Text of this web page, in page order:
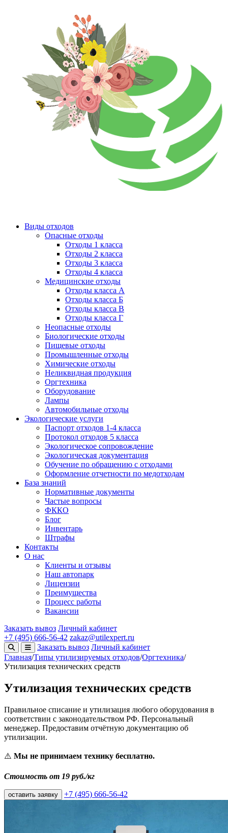
Виды отходов
Опасные отходы
Отходы 1 класса
Отходы 2 класса
Отходы 3 класса
Отходы 4 класса
Медицинские отходы
Отходы класса А
Отходы класса Б
Отходы класса В
Отходы класса Г
Неопасные отходы
Биологические отходы
Пищевые отходы
Промышленные отходы
Химические отходы
Неликвидная продукция
Оргтехника
Оборудование
Лампы
Автомобильные отходы
Экологические услуги
Паспорт отходов 1-4 класса
Протокол отходов 5 класса
Экологическое сопровождение
Экологическая документация
Обучение по обращению с отходами
Оформление отчетности по медотходам
База знаний
Нормативные документы
Частые вопросы
ФККО
Блог
Инвентарь
Штрафы
Контакты
О нас
Клиенты и отзывы
Наш автопарк
Лицензии
Преимущества
Процесс работы
Вакансии
Заказать вывоз Личный кабинет
+7 (495) 666-56-42 zakaz@utilexpert.ru
Заказать вывоз Личный кабинет
Главная/Типы утилизируемых отходов/Оргтехника/
Утилизация технических средств
Утилизация технических средств
Правильное списание и утилизация любого оборудования в
соответствии с законодательством РФ. Персональный
менеджер. Предоставим отчётную документацию об
утилизации.
⚠️ Мы не принимаем технику бесплатно.
Стоимость от 19 руб./кг
оставить заявку +7 (495) 666-56-42